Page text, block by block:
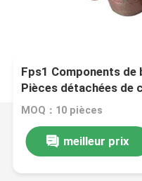
Fps1 Components de
Pièces détachées de
MOQ：10 pièces
meilleur prix